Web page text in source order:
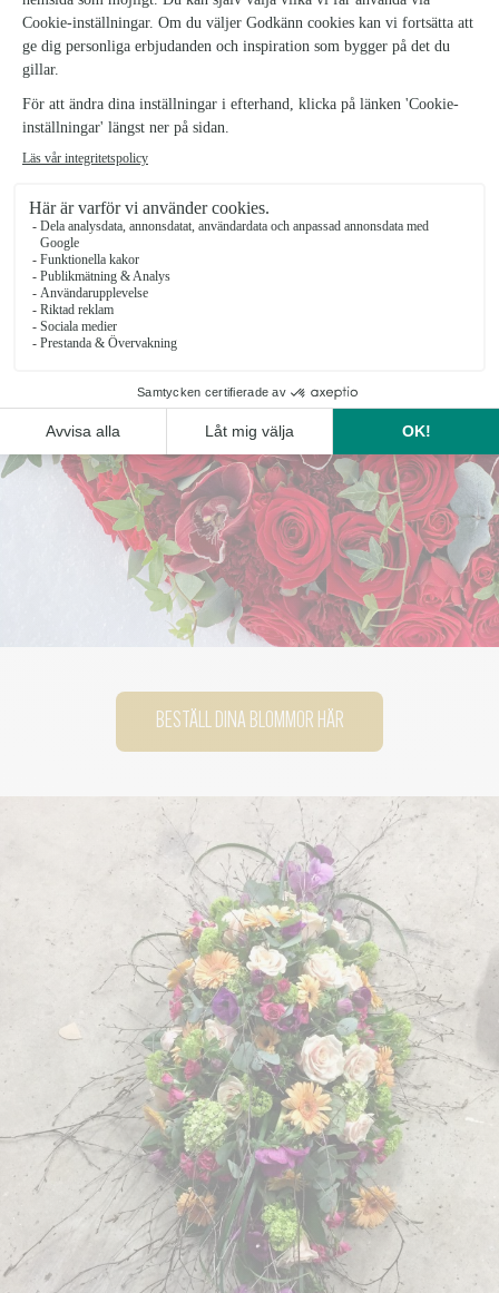
BESTÄLL DINA BLOMMOR HÄR